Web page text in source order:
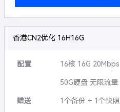
香港CN2优化 16H16G
配置 16核 16G 20Mbps
50G硬盘 无限流量
赠送 1个备份 + 1个快照